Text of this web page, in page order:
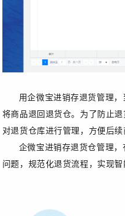
用企微宝进销存退货管理
将商品退回退货仓。为了防止
对退货仓库进行管理，方便后续
企微宝进销存退货仓管理
问题，规范化退货流程，实现智